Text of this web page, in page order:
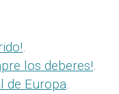
.
los deberes!.
de Europa.